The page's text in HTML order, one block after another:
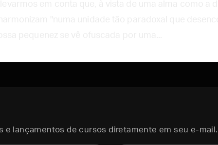
e lançamentos de cursos diretamente em seu e-mail.